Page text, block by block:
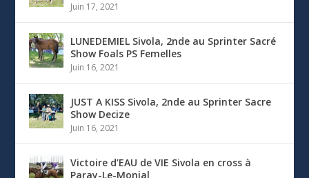
Juin 17, 2021
LUNEDEMIEL Sivola, 2nde au Sprinter Sacré
Show Foals PS Femelles
Juin 16, 2021
JUST A KISS Sivola, 2nde au Sprinter Sacre
Show Decize
Juin 16, 2021
Victoire d’EAU de VIE Sivola en cross à
Paray-Le-Monial